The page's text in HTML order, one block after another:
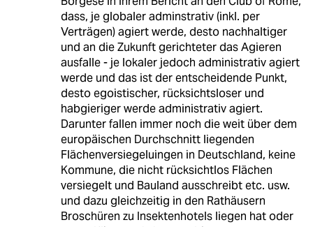
dass, je globaler adminstrativ (inkl. per
Verträgen) agiert werde, desto nachhaltiger
und an die Zukunft gerichteter das Agieren
ausfalle - je lokaler jedoch administrativ agiert
werde und das ist der entscheidende Punkt,
desto egoistischer, rücksichtsloser und
habgieriger werde administrativ agiert.
Darunter fallen immer noch die weit über dem
europäischen Durchschnitt liegenden
Flächenversiegeluingen in Deutschland, keine
Kommune, die nicht rücksichtlos Flächen
versiegelt und Bauland ausschreibt etc. usw.
und dazu gleichzeitig in den Rathäusern
Broschüren zu Insektenhotels liegen hat oder